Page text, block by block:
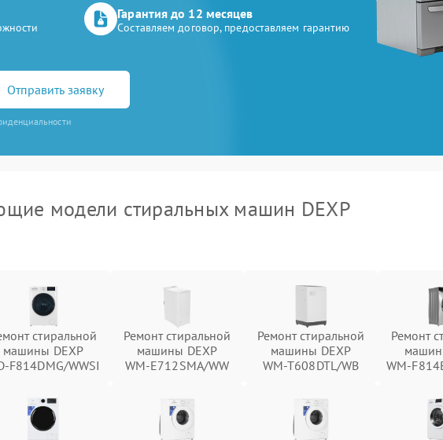
Гарантия до 12 месяцев
Составляем договор, предоставляем гарантию
Отправить заявку
модели стиральных машин DEXP
стиральной
машины DEXP
WWSI
Ремонт стиральной
машины DEXP
WM‑E712SMA/WW
Ремонт стиральной
машины DEXP
WM‑T608DTL/WB
Ремонт